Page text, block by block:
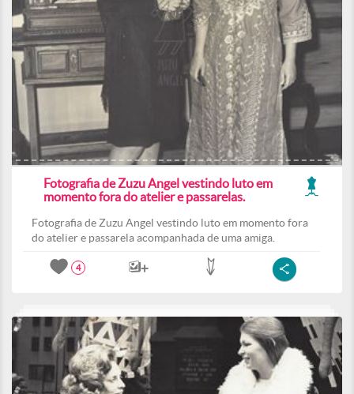
Fotografia de Zuzu Angel vestindo luto em
momento fora do atelier e passarelas.
Fotografia de Zuzu Angel vestindo luto em momento fora
do atelier e passarela acompanhada de uma amiga.
4